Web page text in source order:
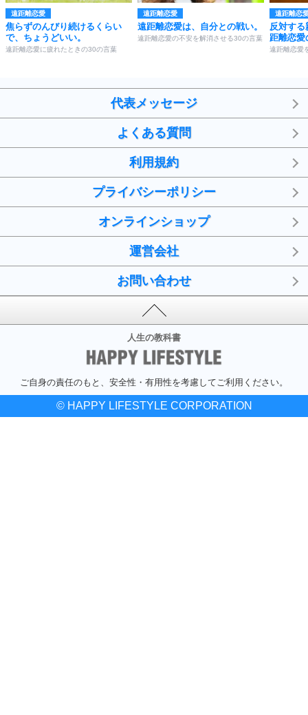
遠距離恋愛
焦らずのんびり続けるくらい
で、ちょうどいい。
遠距離恋愛に疲れたときの30の言葉
遠距離恋愛
遠距離恋愛は、自分との戦い。
遠距離恋愛の不安を解消させる30の言葉
遠距離恋
反対す
距離恋愛
遠距離恋愛
代表メッセージ
よくある質問
利用規約
プライバシーポリシー
オンラインショップ
運営会社
お問い合わせ
人生の教科書
ご自身の責任のもと、安全性・有用性を考慮してご利用ください。
© HAPPY LIFESTYLE CORPORATION